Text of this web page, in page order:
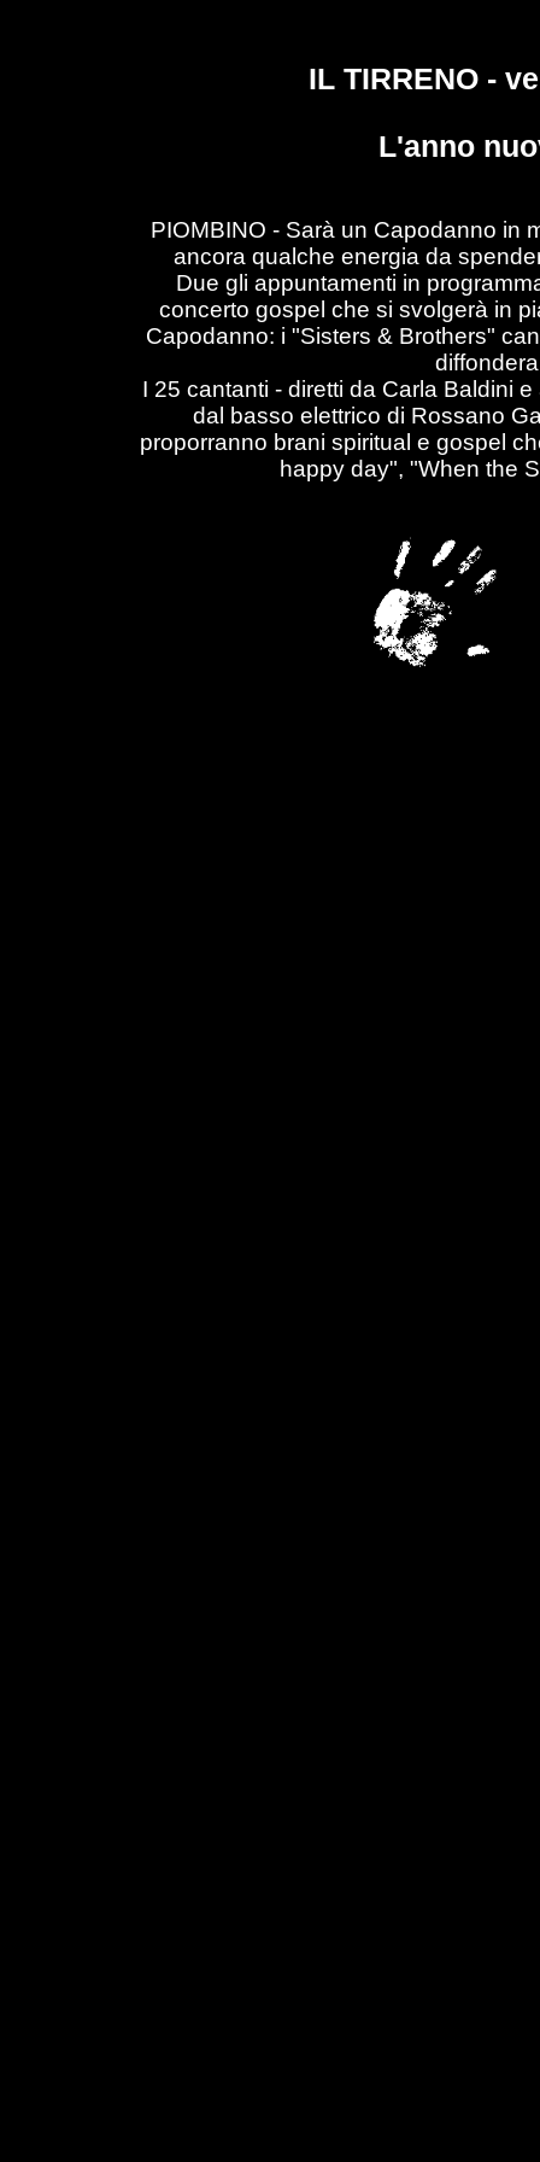
IL TIRRENO -
L'anno
PIOMBINO - Sarà un Capodanno in
ancora qualche energia da
Due gli appuntamenti in
concerto gospel che si svolgerà in
Capodanno: i "Sisters & Brothers"
I 25 cantanti - diretti da Carla Baldini
dal basso elettrico di Rossano
proporranno brani spiritual e gospel
happy day", "When the